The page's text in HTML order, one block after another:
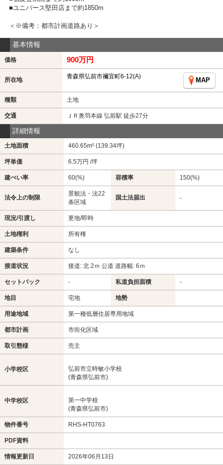
■ユニバース堅田店まで約1850m
＜※備考：都市計画道路あり＞
基本情報
価格 900万円
所在地 青森県弘前市禰宜町6-12(A)
MAP
種類 土地
交通 ＪＲ奥羽本線 弘前駅 徒歩27分
詳細情報
土地面積 460.65m² (139.34坪)
坪単価 6.5万円 /坪
建ぺい率 60(%) 容積率 150(%)
法令上の制限
景観法・法22
条区域
国土法届出 -
現況/引渡し 更地/即時
土地権利 所有権
建築条件 なし
接道状況 接道: 北 2ｍ 公道 道路幅: 6ｍ
セットバック - 私道負担面積 -
地目 宅地 地勢
用途地域 第一種低層住居専用地域
都市計画 市街化区域
取引態様 売主
小学校区
弘前市立時敏小学校
(青森県弘前市)
中学校区
第一中学校
(青森県弘前市)
物件番号 RHS-HT0763
PDF資料
情報更新日 2026年06月13日